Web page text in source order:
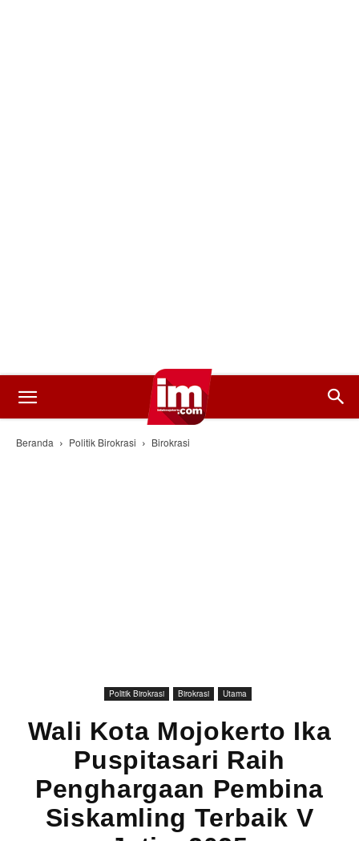
Beranda Politik Birokrasi Birokrasi
Politik Birokrasi Birokrasi Utama
Wali Kota Mojokerto Ika
Puspitasari Raih
Penghargaan Pembina
Siskamling Terbaik V